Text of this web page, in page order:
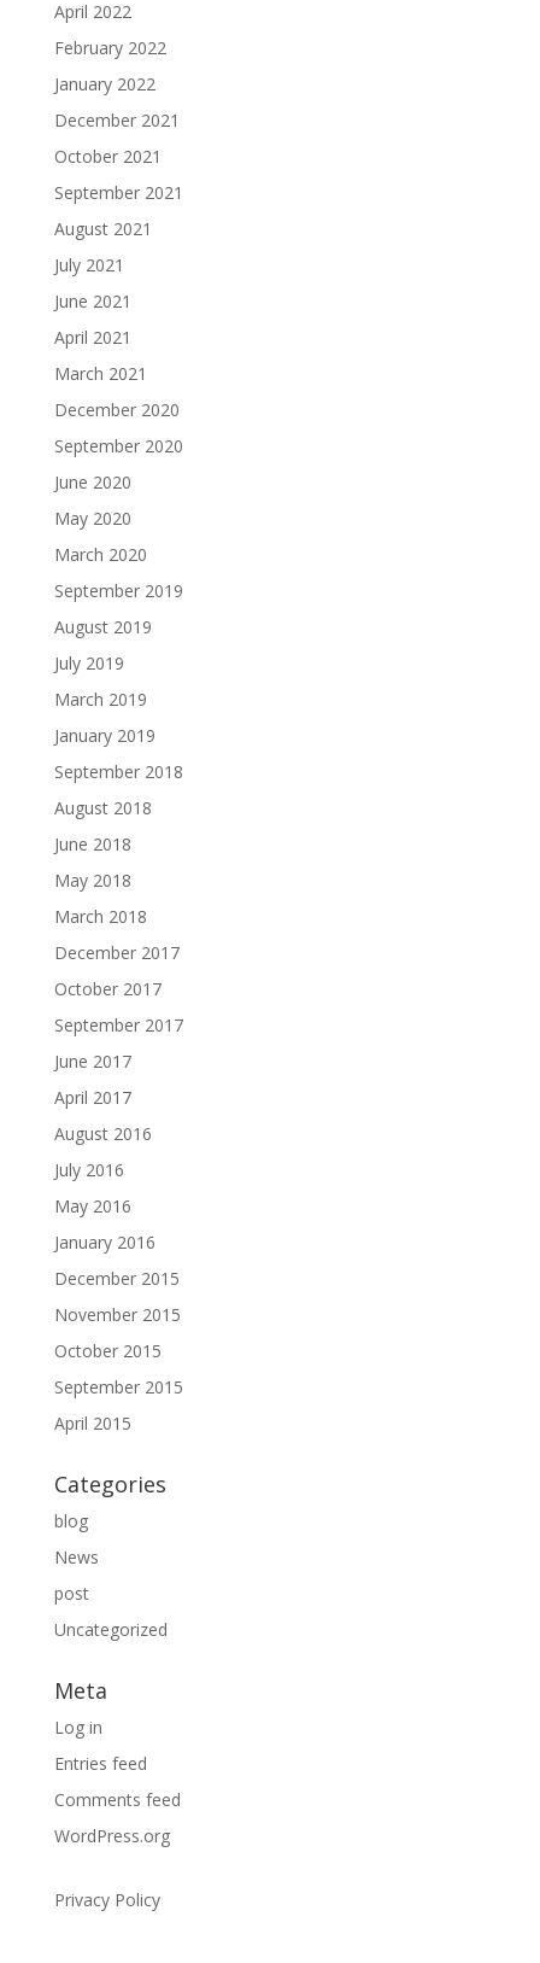
April 2022
February 2022
January 2022
December 2021
October 2021
September 2021
August 2021
July 2021
June 2021
April 2021
March 2021
December 2020
September 2020
June 2020
May 2020
March 2020
September 2019
August 2019
July 2019
March 2019
January 2019
September 2018
August 2018
June 2018
May 2018
March 2018
December 2017
October 2017
September 2017
June 2017
April 2017
August 2016
July 2016
May 2016
January 2016
December 2015
November 2015
October 2015
September 2015
April 2015
Categories
blog
News
post
Uncategorized
Meta
Log in
Entries feed
Comments feed
WordPress.org
Privacy Policy